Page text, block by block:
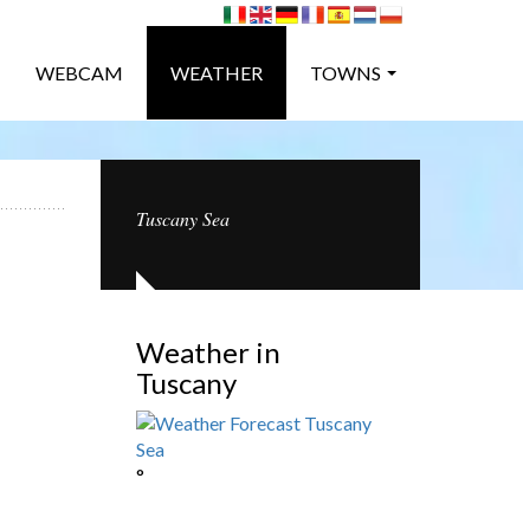
WEBCAM WEATHER TOWNS
Tuscany Sea
Weather in
Tuscany
°